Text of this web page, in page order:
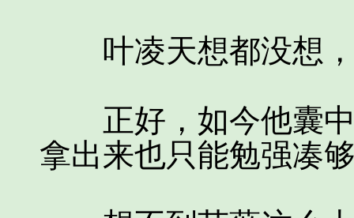
叶凌天想都没想，
正好，如今他囊中
拿出来也只能勉强凑